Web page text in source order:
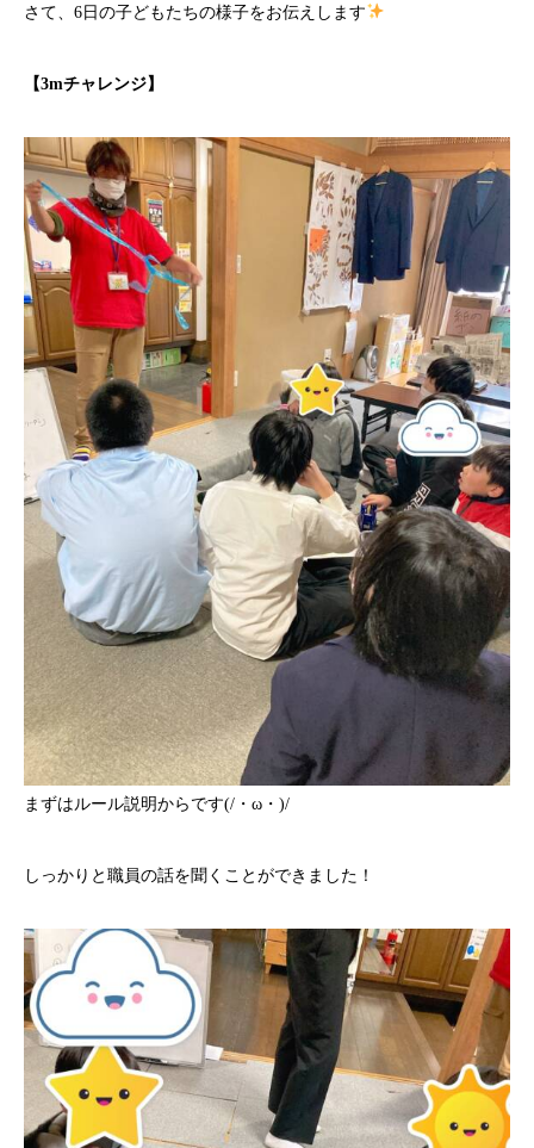
さて、6日の子どもたちの様子をお伝えします
【3mチャレンジ】
まずはルール説明からです(/・ω・)/
しっかりと職員の話を聞くことができました！